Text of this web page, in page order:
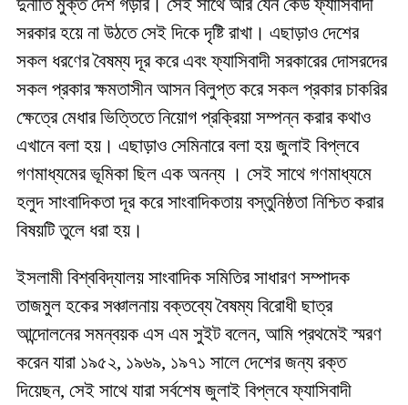
দুর্নীতি মুক্ত দেশ গড়ার। সেই সাথে আর যেন কেউ ফ্যাসিবাদী
সরকার হয়ে না উঠতে সেই দিকে দৃষ্টি রাখা। এছাড়াও দেশের
সকল ধরণের বৈষম্য দূর করে এবং ফ্যাসিবাদী সরকারের দোসরদের
সকল প্রকার ক্ষমতাসীন আসন বিলুপ্ত করে সকল প্রকার চাকরির
ক্ষেত্রে মেধার ভিত্তিতে নিয়োগ প্রক্রিয়া সম্পন্ন করার কথাও
এখানে বলা হয়। এছাড়াও সেমিনারে বলা হয় জুলাই বিপ্লবে
গণমাধ্যমের ভূমিকা ছিল এক অনন্য । সেই সাথে গণমাধ্যমে
হলুদ সাংবাদিকতা দূর করে সাংবাদিকতায় বস্তুনিষ্ঠতা নিশ্চিত করার
বিষয়টি তুলে ধরা হয়।
ইসলামী বিশ্ববিদ্যালয় সাংবাদিক সমিতির সাধারণ সম্পাদক
তাজমুল হকের সঞ্চালনায় বক্তব্যে বৈষম্য বিরোধী ছাত্র
আন্দোলনের সমন্বয়ক এস এম সুইট বলেন, আমি প্রথমেই স্মরণ
করেন যারা ১৯৫২, ১৯৬৯, ১৯৭১ সালে দেশের জন্য রক্ত
দিয়েছন, সেই সাথে যারা সর্বশেষ জুলাই বিপ্লবে ফ্যাসিবাদী